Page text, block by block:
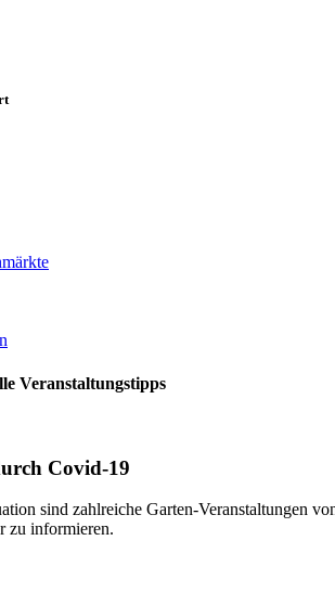
Veranstaltungstipps
Covid-19
sind zahlreiche Garten-Veranstaltungen
zu informieren.